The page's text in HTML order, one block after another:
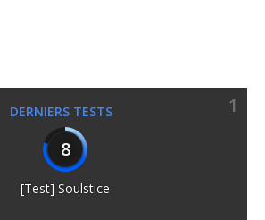
DERNIERS TESTS
1
8
[Test] Soulstice